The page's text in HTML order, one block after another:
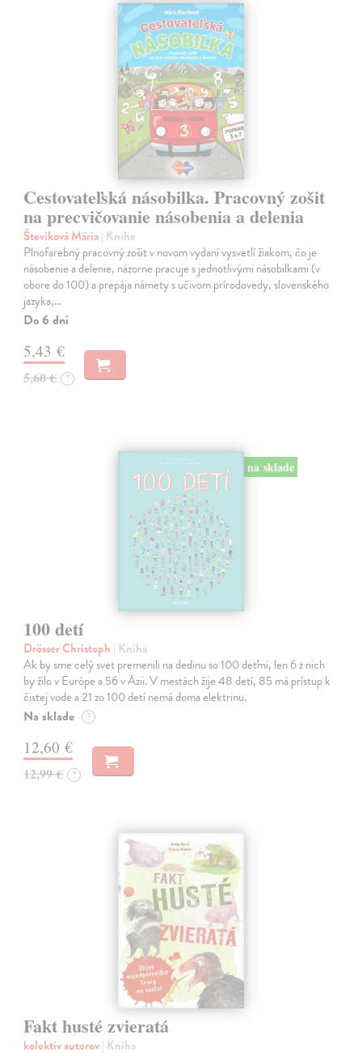
Cestovateľská násobilka. Pracovný zošit
na precvičovanie násobenia a delenia
Števíková Mária| Kniha
Plnofarebný pracovný zošit v novom vydaní vysvetlí žiakom, čo je
násobenie a delenie, názorne pracuje s jednotlivými násobilkami (v
obore do 100) a prepája námety s učivom prírodovedy, slovenského
jazyka,…
Do 6 dní
5,43 €
5,60 € ?
na sklade
100 detí
Drösser Christoph | Kniha
Ak by sme celý svet premenili na dedinu so 100 deťmi, len 6 z nich
by žilo v Európe a 56 v Ázii. V mestách žije 48 detí, 85 má prístup k
čistej vode a 21 zo 100 detí nemá doma elektrinu.
Na sklade ?
12,60 €
12,99 € ?
Fakt husté zvieratá
kolektív autorov| Kniha